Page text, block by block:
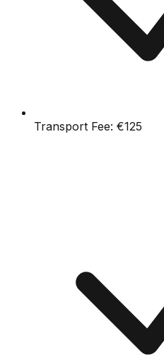
Transport Fee: €125